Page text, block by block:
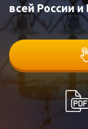
всей России